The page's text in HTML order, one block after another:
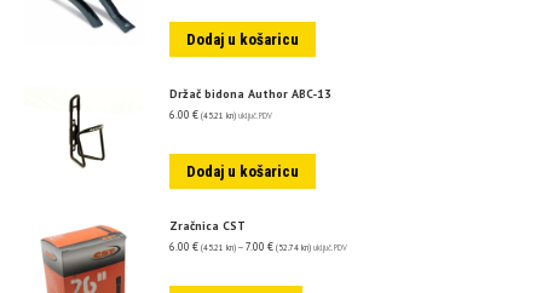
Dodaj u košaricu
Držač bidona Author ABC-13
6.00 € (45.21 kn) uključ. PDV
Dodaj u košaricu
Zračnica CST
6.00 € (45.21 kn) –7.00 € (52.74 kn) uključ. PDV